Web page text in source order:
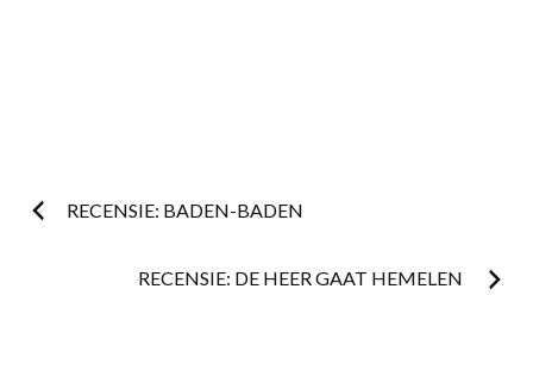
Post
RECENSIE: BADEN-BADEN
RECENSIE: DE HEER GAAT HEMELEN